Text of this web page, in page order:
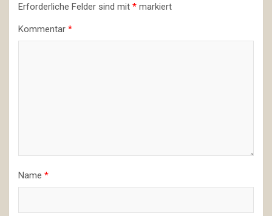
Erforderliche Felder sind mit * markiert
Kommentar *
Name *